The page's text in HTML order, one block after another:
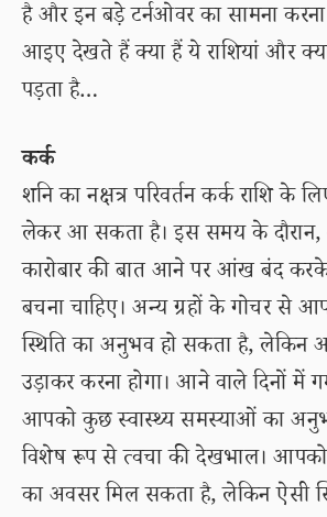
है और इन बड़े टर्नओवर का सामना
आइए देखते हैं क्या हैं ये राशियां और
पड़ता है…
कर्क
शनि का नक्षत्र परिवर्तन कर्क राशि के
लेकर आ सकता है। इस समय के दौरान,
कारोबार की बात आने पर आंख बंद
बचना चाहिए। अन्य ग्रहों के गोचर से
स्थिति का अनुभव हो सकता है,
उड़ाकर करना होगा। आने वाले दिनों में
आपको कुछ स्वास्थ्य समस्याओं का
विशेष रूप से त्वचा की देखभाल। आपको
का अवसर मिल सकता है, लेकिन ऐसी